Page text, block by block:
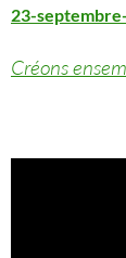
23-
Créons